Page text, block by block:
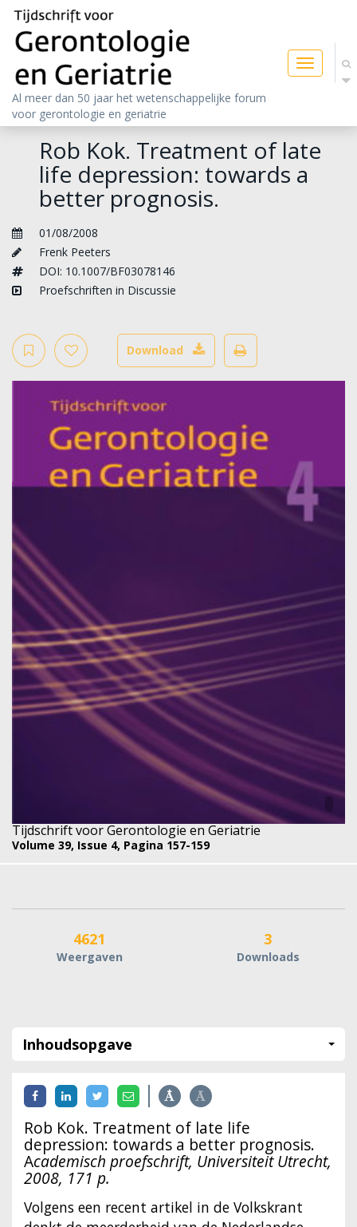
Toggle
navigation
Al meer dan 50 jaar het wetenschappelijke forum
voor gerontologie en geriatrie
Rob Kok. Treatment of late
life depression: towards a
better prognosis.
01/08/2008
Frenk Peeters
DOI: 10.1007/BF03078146
Proefschriften in Discussie
Download
Tijdschrift voor Gerontologie en Geriatrie
Volume 39, Issue 4, Pagina 157-159
4621
Weergaven
3
Downloads
Inhoudsopgave
Rob Kok. Treatment of late life
depression: towards a better prognosis.
Academisch proefschrift, Universiteit Utrecht,
2008, 171 p.
Volgens een recent artikel in de Volkskrant